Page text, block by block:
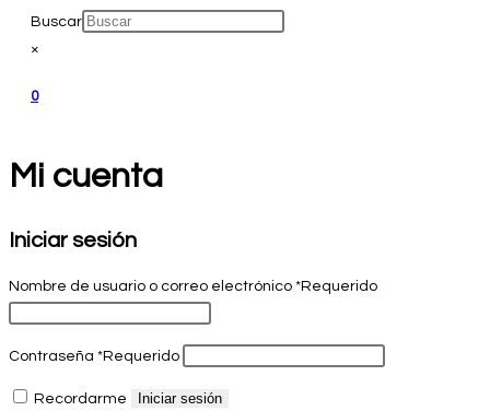
Buscar
×
0
Mi cuenta
Iniciar sesión
Nombre de usuario o correo electrónico *Requerido
Contraseña *Requerido
Recordarme Iniciar sesión